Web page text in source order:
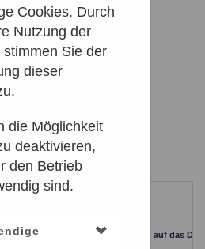
Cookies. Durch
Nutzung der
Sie der
dieser
die Möglichkeit
deaktivieren,
den Betrieb
sind.
|
aus. Klicken Sie Bitte dazu auf das